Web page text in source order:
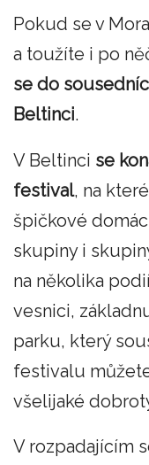
Pokud se v
a toužíte i po
se do
Beltinci.
V Beltinci se
festival, na
špičkové
skupiny i
na několika
vesnici,
parku, který
festivalu
všelijaké
V rozpadajícím